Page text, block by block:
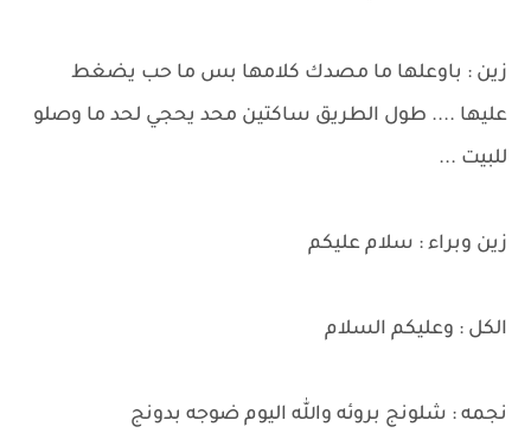
زين : باوعلها ما مصدك كلامها بس ما حب يضغط
عليها .... طول الطريق ساكتين محد يحجي لحد ما وصلو
للبيت ...
زين وبراء : سلام عليكم
الكل : وعليكم السلام
نجمه : شلونج بروئه والله اليوم ضوجه بدونج